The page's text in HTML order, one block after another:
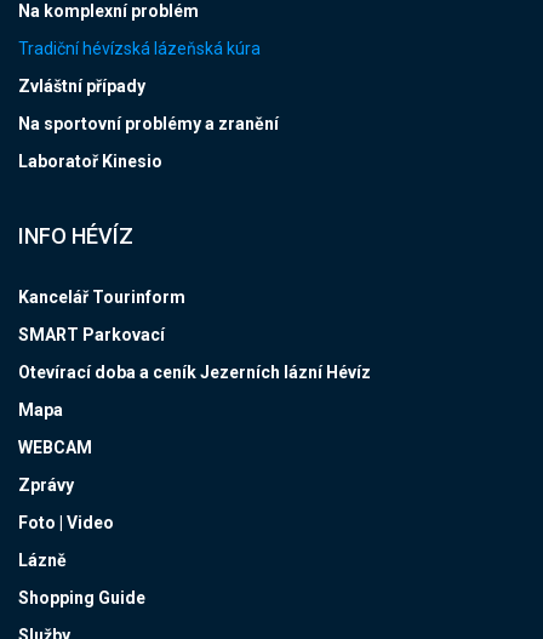
Na komplexní problém
Tradiční hévízská lázeňská kúra
Zvláštní případy
Na sportovní problémy a zranění
Laboratoř Kinesio
INFO HÉVÍZ
Kancelář Tourinform
SMART Parkovací
Otevírací doba a ceník Jezerních lázní Hévíz
Mapa
WEBCAM
Zprávy
Foto | Video
Lázně
Shopping Guide